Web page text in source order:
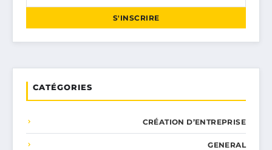
S'INSCRIRE
CATÉGORIES
CRÉATION D’ENTREPRISE
GENERAL